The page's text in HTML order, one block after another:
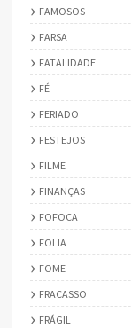
FAMOSOS
FARSA
FATALIDADE
FÉ
FERIADO
FESTEJOS
FILME
FINANÇAS
FOFOCA
FOLIA
FOME
FRACASSO
FRÁGIL